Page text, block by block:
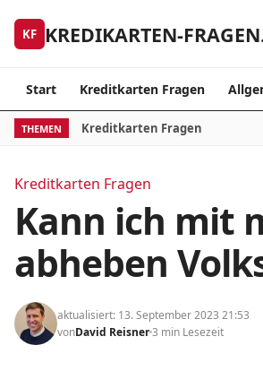
KF KREDIKARTEN-
Start Kreditkarten Fragen
THEMEN Kreditkarten Fragen
Kreditkarten Fragen
Kann ich mit
abheben
aktualisiert: 13. September 2023 21:53
vonDavid Reisner3 min Lesezeit